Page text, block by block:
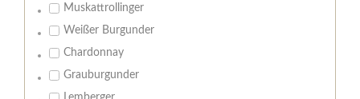
Muskattrollinger
Weißer Burgunder
Chardonnay
Grauburgunder